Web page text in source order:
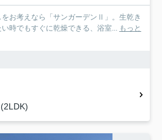
お考えなら「サンガーデンⅡ」。生乾き
時でもすぐに乾燥できる、浴室... もっと